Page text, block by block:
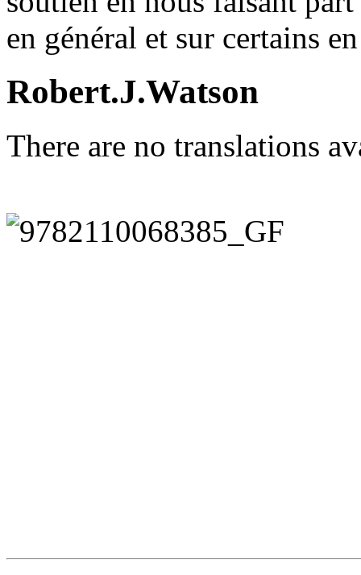
en général et sur certains
Robert.J.Watson
There are no translations